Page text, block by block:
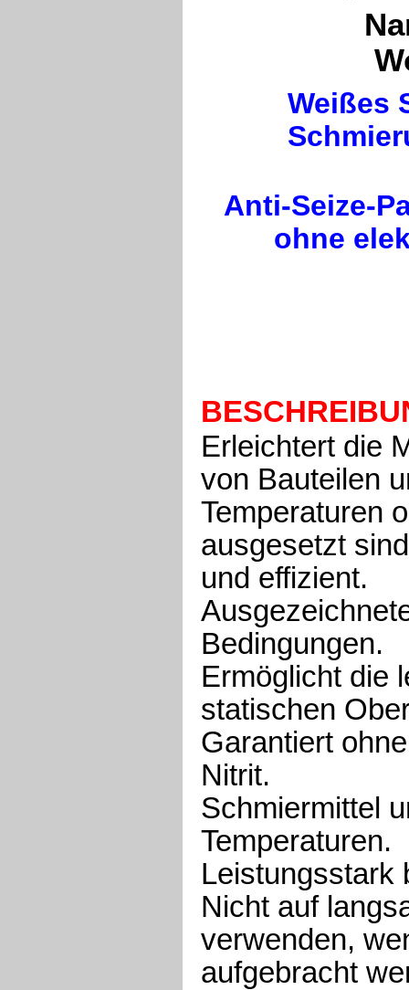
Weißes
Anti-Seize-
ohne
Erleichtert die
von Bauteilen
Temperaturen
ausgesetzt
und effizient.
Bedingungen.
Ermöglicht die
statischen
Garantiert
Nitrit.
Schmiermittel
Temperaturen.
Leistungsstark
Nicht auf
verwenden,
aufgebracht